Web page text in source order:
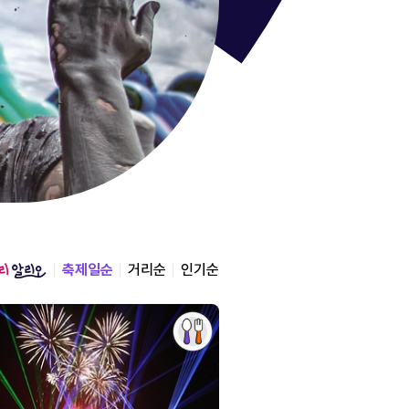
통영한
축제일순 거리순 인기순